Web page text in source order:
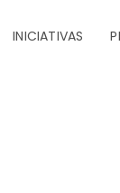
INICIATIVAS